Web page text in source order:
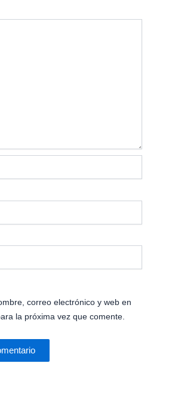
correo electrónico y web en
la próxima vez que comente.